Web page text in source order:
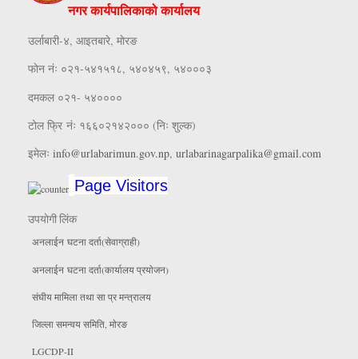
नगर कार्यपालिकाको कार्यालय
उर्लाबारी-४, आइतबारे, माेरङ
फाेन नंः ०२१-५४१५१८, ५४०४५९, ५४०००३
दमकल ०२१- ५४००००
टोल फ्रि नंः १६६०२१४२००० (निः शुल्क)
इमेलः info@urlabarimun.gov.np, urlabarinagarpalika@gmail.com
Page Visitors
उपयाेगी लिंक
अनलाईन घटना दर्ता(सेवाग्राही)
अनलाईन घटना दर्ता(कार्यालय प्रयाेजन)
संघीय मामिला तथा सा प्र मन्त्रालय
जिल्ला समन्वय समिति, माेरङ
LGCDP-II